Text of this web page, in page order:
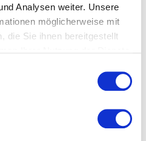
Analysen weiter. Unsere
möglicherweise mit
die Sie ihnen bereitgestellt
in dem sowohl
eine Suche nach
können:
oder die Startups sich
Partner gesucht werden
aufgeben möchte, sendet